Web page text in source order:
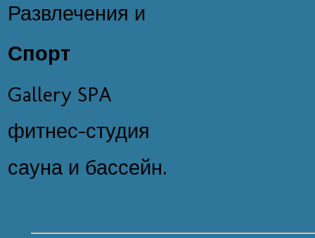
Развлечения и
Спорт
Gallery SPA
фитнес-студия
сауна и бассейн.